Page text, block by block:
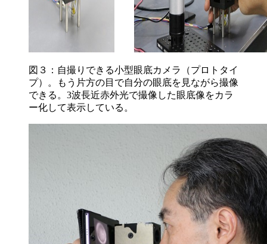
図３：自撮りできる小型眼底カメラ（プロトタイ
プ）。もう片方の目で自分の眼底を見ながら撮像
できる。3波長近赤外光で撮像した眼底像をカラ
ー化して表示している。